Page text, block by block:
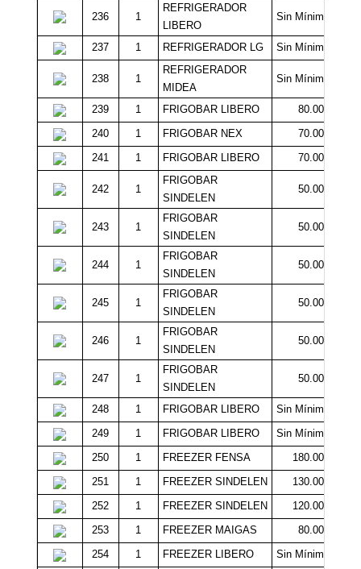
236 1
REFRIGERADOR
LIBERO
Sin Mínimo
237 1 REFRIGERADOR LG Sin Mínimo
238 1
REFRIGERADOR
MIDEA
Sin Mínimo
239 1 FRIGOBAR LIBERO
80.000
240
1 FRIGOBAR NEX
70.000
241
1 FRIGOBAR LIBERO 70.000
242 1
FRIGOBAR
SINDELEN
50.000
243 1
FRIGOBAR
SINDELEN
50.000
244 1
FRIGOBAR
SINDELEN
50.000
245 1
FRIGOBAR
SINDELEN
50.000
246 1
FRIGOBAR
SINDELEN
50.000
247 1
FRIGOBAR
SINDELEN
50.000
248 1 FRIGOBAR LIBERO
Sin Mínimo
249
1 FRIGOBAR LIBERO
Sin Mínimo
250
1 FREEZER FENSA
180.000
251
1 FREEZER SINDELEN
130.000
252
1 FREEZER SINDELEN
120.000
253
1 FREEZER MAIGAS
80.000
254
1 FREEZER LIBERO Sin Mínimo